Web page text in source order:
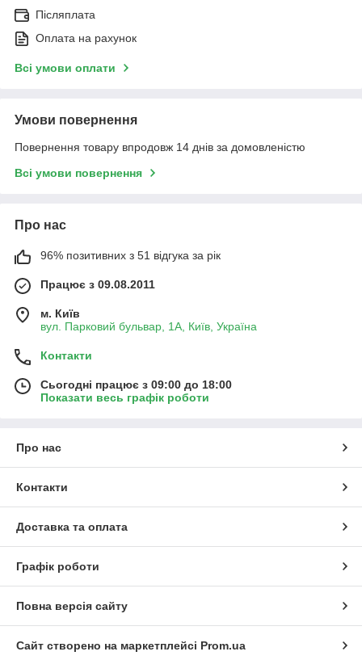
Післяплата
Оплата на рахунок
Всі умови оплати
Умови повернення
Повернення товару впродовж 14 днів за домовленістю
Всі умови повернення
Про нас
96% позитивних з 51 відгука за рік
Працює з 09.08.2011
м. Київ
вул. Парковий бульвар, 1А, Київ, Україна
Контакти
Сьогодні працює з 09:00 до 18:00
Показати весь графік роботи
Про нас
Контакти
Доставка та оплата
Графік роботи
Повна версія сайту
Сайт створено на маркетплейсі Prom.ua